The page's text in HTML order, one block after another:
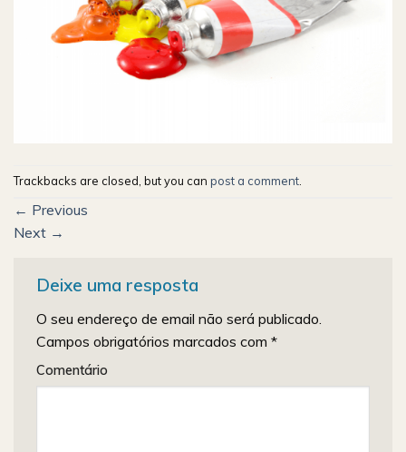
Trackbacks are closed, but you can post a comment.
← Previous
Next →
Deixe uma resposta
O seu endereço de email não será publicado.
Campos obrigatórios marcados com *
Comentário